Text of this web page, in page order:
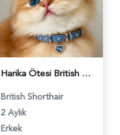
Harika Ötesi British Longhair Golden Parlayan Yıldız - 6141
British Shorthair
2 Aylık
Erkek